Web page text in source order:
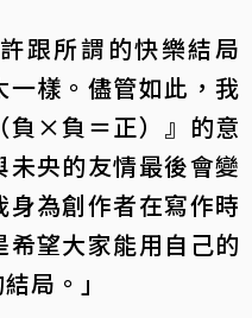
跟所謂的快樂結局
樣。儘管如此，我
負×負＝正）』的意
央的友情最後會變
為創作者在寫作時
望大家能用自己的
局。」